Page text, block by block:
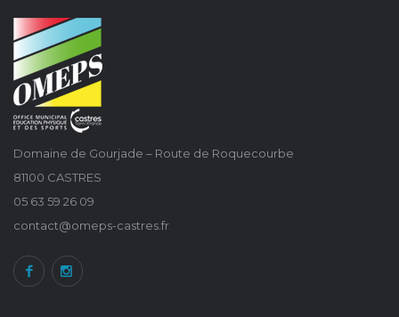
Domaine de Gourjade – Route de Roquecourbe
81100 CASTRES
05 63 59 26 09
contact@omeps-castres.fr